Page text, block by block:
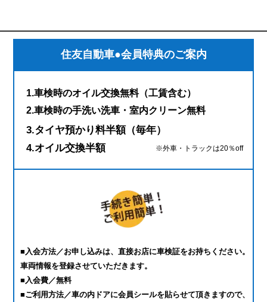
住友自動車●会員特典のご案内
1.車検時のオイル交換無料（工賃含む）
2.車検時の手洗い洗車・室内クリーン無料
3.タイヤ預かり料半額（毎年）
4.オイル交換半額
※外車・トラックは20％off
■入会方法／お申し込みは、直接お店に車検証をお持ちください。
車両情報を登録させていただきます。
■入会費／無料
■ご利用方法／車の内ドアに会員シールを貼らせて頂きますので、